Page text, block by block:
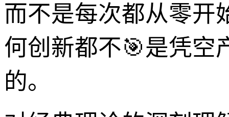
而不是每次都从零开
何创新都不🎯是凭空
的。